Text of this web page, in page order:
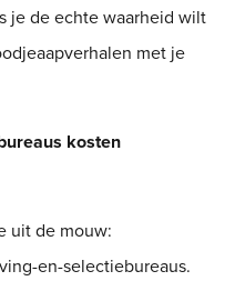
je de echte waarheid wilt
met je
kosten
uit de mouw:
en-selectiebureaus.